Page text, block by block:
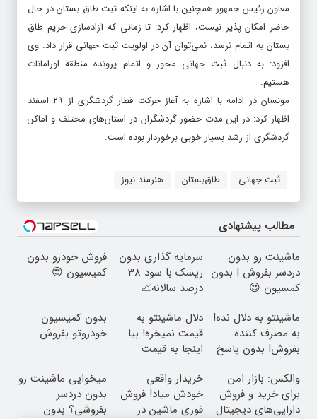
معاون رئیس جمهور همچنین با اشاره به اینکه ثبت طاق بستان در حال
حاضر امکان پذیر نیست، اظهار کرد: تا زمانی که آزادسازی حریم طاق
بستان به اتمام نرسد، نمی‌توان آن در اولویت ثبت جهانی قرار داد. وی
افزود: به دنبال ثبت جهانی محور و اتمام پرونده منطقه اورامانات
هستیم.
مونسان در ادامه با اشاره به آغاز حرکت قطار گردشگری از ۲۹ اسفند
اظهار کرد: در این مدت حضور گردشگران در استان‌های مختلف و اماکن
گردشگری از رشد بسیار خوبی برخوردار بوده است.
ثبت جهانی طاق‌بستان هنرمند نیوز
مطالب پیشنهادی
ماشینت رو بدون
دردسر بفروش | بدون
کمسیون 😍
سرمایه گذاری بدون
ریسک با سود 38
درصد سالانه📈
فروش خودرو بدون
کمیسیون 😍
ماشینتو به دلال نده!
به مصرف کننده
بفروش! بدون پاسخ
دلال ماشینتو به
قیمت نمیخره! بیا
اینجا به قیمت
واقعی*
بدون کمیسیون
خودروتو بفروش
والکس: بازار امن
برای خرید و فروش
دارایی‌های دیجیتال
خریدار واقعی
خودش میاد! فروش
فوری ماشین در
میخوایی ماشینت رو
بدون دردسر
بفروشی؟ بدون